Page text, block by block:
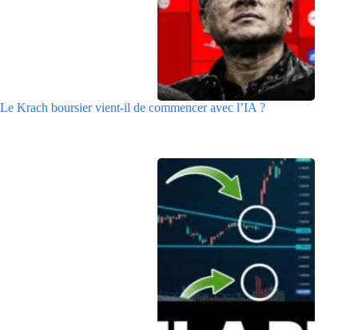
Le Krach boursier vient-il de commencer avec l’IA ?